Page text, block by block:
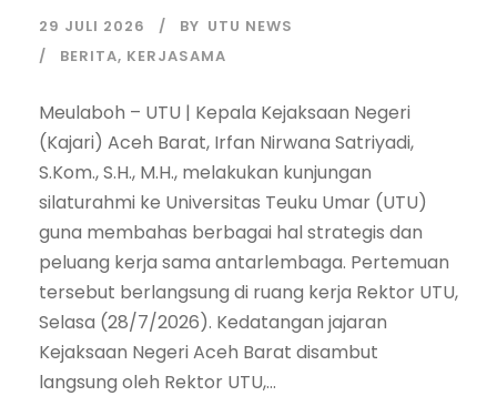
29 JULI 2026 BY UTU NEWS
BERITA, KERJASAMA
Meulaboh – UTU | Kepala Kejaksaan Negeri
(Kajari) Aceh Barat, Irfan Nirwana Satriyadi,
S.Kom., S.H., M.H., melakukan kunjungan
silaturahmi ke Universitas Teuku Umar (UTU)
guna membahas berbagai hal strategis dan
peluang kerja sama antarlembaga. Pertemuan
tersebut berlangsung di ruang kerja Rektor UTU,
Selasa (28/7/2026). Kedatangan jajaran
Kejaksaan Negeri Aceh Barat disambut
langsung oleh Rektor UTU,...